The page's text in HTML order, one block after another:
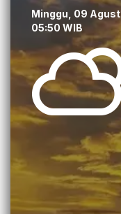
Minggu, 09
05:50 WIB